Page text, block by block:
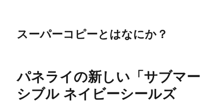
スーパーコピーとはなにか？
パネライの新しい「サブマー
シブル ネイビーシールズ